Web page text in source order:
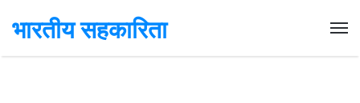
भारतीय सहकारिता